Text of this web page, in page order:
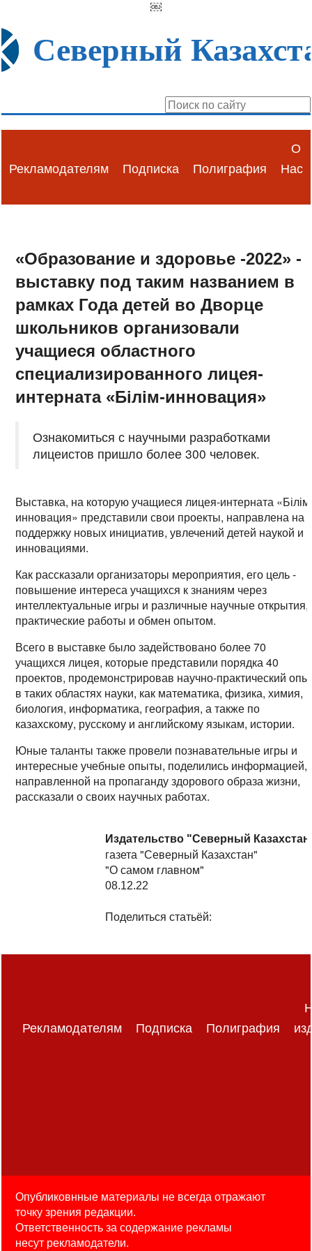
￼
Северный
Рекламодателям Подписка Полиграфия
О
Нас
«Образование и здоровье -2022» -
выставку под таким названием в
рамках Года детей во Дворце
школьников организовали
учащиеся областного
специализированного лицея-
интерната «Білім-инновация»
Ознакомиться с научными разработками
лицеистов пришло более 300 человек.
Выставка, на которую учащиеся лицея-интерната
инновация» представили свои проекты, направлена на
поддержку новых инициатив, увлечений детей наукой и
инновациями.
Как рассказали организаторы мероприятия, его цель -
повышение интереса учащихся к знаниям через
интеллектуальные игры и различные научные открытия,
практические работы и обмен опытом.
Всего в выставке было задействовано более 70
учащихся лицея, которые представили порядка 40
проектов, продемонстрировав научно-практический
в таких областях науки, как математика, физика, химия,
биология, информатика, география, а также по
казахскому, русскому и английскому языкам, истории.
Юные таланты также провели познавательные игры и
интересные учебные опыты, поделились информацией,
направленной на пропаганду здорового образа жизни,
рассказали о своих научных работах.
Издательство "Северный
газета "Северный Казахстан"
"О самом главном"
08.12.22
Поделиться статьёй:
Рекламодателям Подписка Полиграфия
Опубликовнные материалы не всегда отражают
точку зрения редакции.
Ответственность за содержание рекламы
несут рекламодатели.